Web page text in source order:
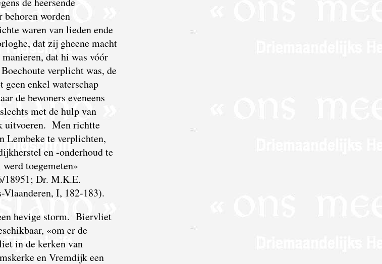
behoren worden
waren van lieden ende
dat zij gheene macht
dat hi was vóór
verplicht was, de
enkel waterschap
de bewoners eveneens
met de hulp van
uitvoeren. Men richtte
Lembeke te verplichten,
en -onderhoud te
toegemeten»
18951; Dr. M.K.E.
I, 182-183).
hevige storm. Biervliet
«om er de
in de kerken van
en Vremdijk een